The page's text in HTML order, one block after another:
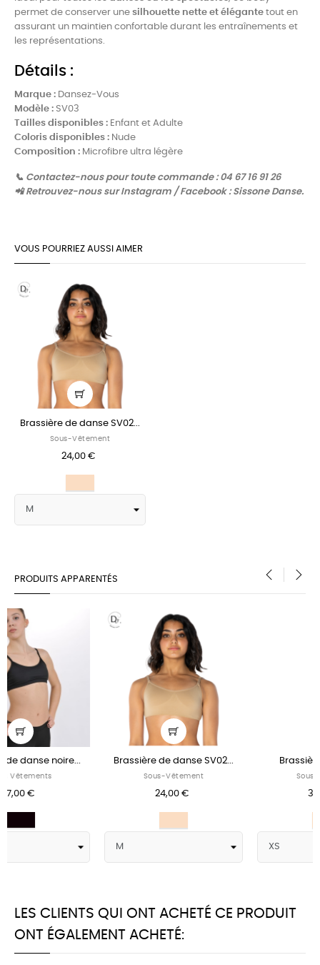
permet de conserver une silhouette nette et élégante tout en
assurant un maintien confortable durant les entraînements et
les représentations.
Détails :
Marque : Dansez-Vous
Modèle : SV03
Tailles disponibles : Enfant et Adulte
Coloris disponibles : Nude
Composition : Microfibre ultra légère
📞 Contactez-nous pour toute commande : 04 67 16 91 26
📲 Retrouvez-nous sur Instagram / Facebook : Sissone Danse.
VOUS POURRIEZ AUSSI AIMER
Brassière de danse SV02...
Sous-Vêtement
24,00 €
PRODUITS APPARENTÉS
Brassière de danse SV02... Brassière de danse...
LES CLIENTS QUI ONT ACHETÉ CE PRODUIT
ONT ÉGALEMENT ACHETÉ: